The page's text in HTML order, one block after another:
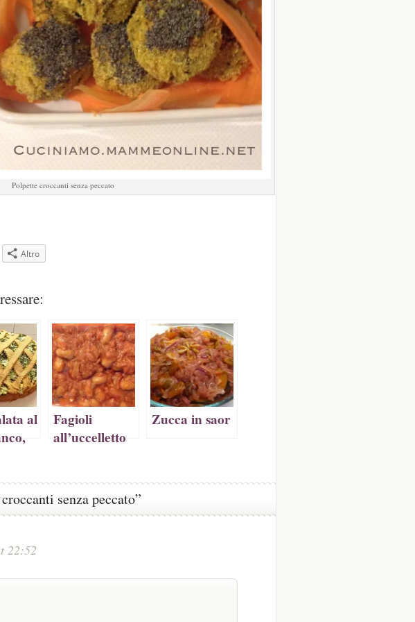
Polpette croccanti senza peccato
Altro
al
Fagioli
all’uccelletto
Zucca in saor
senza peccato”
22:52